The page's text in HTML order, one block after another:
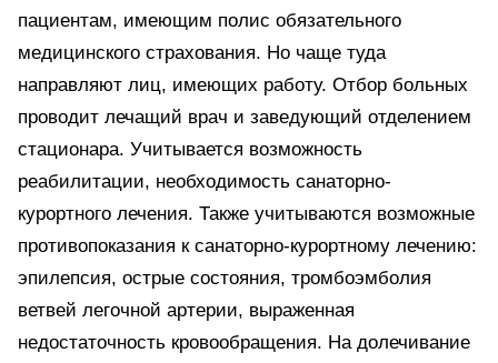
пациентам, имеющим полис обязательного
медицинского страхования. Но чаще туда
направляют лиц, имеющих работу. Отбор больных
проводит лечащий врач и заведующий отделением
стационара. Учитывается возможность
реабилитации, необходимость санаторно-
курортного лечения. Также учитываются возможные
противопоказания к санаторно-курортному лечению:
эпилепсия, острые состояния, тромбоэмболия
ветвей легочной артерии, выраженная
недостаточность кровообращения. На долечивание